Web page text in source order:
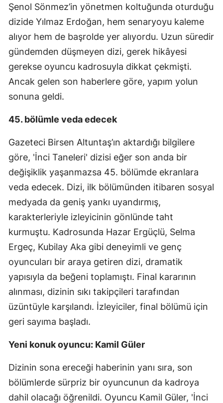
Erzurum
Eskişehir
Gaziantep
Giresun
Hatay
Isparta
Mersin
İstanbul
Kars
Kastamonu
Kayseri
Kırklareli
Konya
Kütahya
Şenol Sönmez’in yönetmen koltuğunda oturduğu
dizide Yılmaz Erdoğan, hem senaryoyu kaleme
alıyor hem de başrolde yer alıyordu. Uzun süredir
gündemden düşmeyen dizi, gerek hikâyesi
gerekse oyuncu kadrosuyla dikkat çekmişti.
Ancak gelen son haberlere göre, yapım yolun
sonuna geldi.
45. bölümle veda edecek
Gazeteci Birsen Altuntaş’ın aktardığı bilgilere
göre, 'İnci Taneleri' dizisi eğer son anda bir
değişiklik yaşanmazsa 45. bölümde ekranlara
veda edecek. Dizi, ilk bölümünden itibaren sosyal
medyada da geniş yankı uyandırmış,
karakterleriyle izleyicinin gönlünde taht
kurmuştu. Kadrosunda Hazar Ergüçlü, Selma
Ergeç, Kubilay Aka gibi deneyimli ve genç
oyuncuları bir araya getiren dizi, dramatik
yapısıyla da beğeni toplamıştı. Final kararının
alınması, dizinin sıkı takipçileri tarafından
üzüntüyle karşılandı. İzleyiciler, final bölümü için
geri sayıma başladı.
Yeni konuk oyuncu: Kamil Güler
Dizinin sona ereceği haberinin yanı sıra, son
bölümlerde sürpriz bir oyuncunun da kadroya
dahil olacağı öğrenildi. Oyuncu Kamil Güler, 'İnci